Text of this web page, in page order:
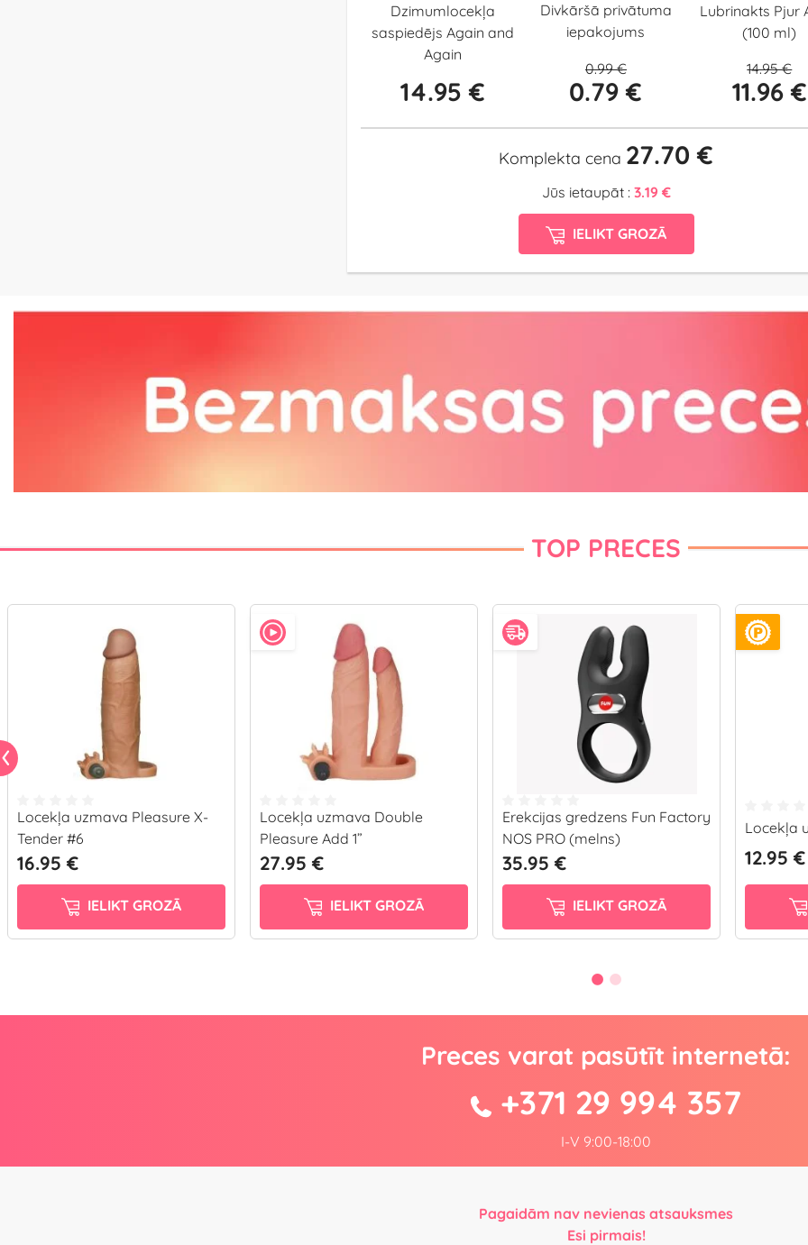
Dzimumlocekļa
saspiedējs Again and
Again
14.95 €
Divkāršā privātuma
iepakojums
0.99 €
0.79 €
Lubrinakts Pjur
(100 ml)
14.95 €
11.96 €
Komplekta cena 27.70 €
Jūs ietaupāt : 3.19 €
IELIKT GROZĀ
TOP PRECES
Locekļa uzmava Pleasure X-
Tender #6
16.95 €
IELIKT GROZĀ
Locekļa uzmava Double
Pleasure Add 1”
27.95 €
IELIKT GROZĀ
Erekcijas gredzens Fun Factory
NOS PRO (melns)
35.95 €
IELIKT GROZĀ
Locekļa
12.95 €
Preces varat pasūtīt internetā:
+371 29 994 357
I-V 9:00-18:00
Pagaidām nav nevienas atsauksmes
Esi pirmais!